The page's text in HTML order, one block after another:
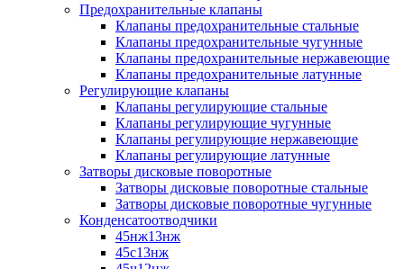
Предохранительные клапаны
Клапаны предохранительные стальные
Клапаны предохранительные чугунные
Клапаны предохранительные нержавеющие
Клапаны предохранительные латунные
Регулирующие клапаны
Клапаны регулирующие стальные
Клапаны регулирующие чугунные
Клапаны регулирующие нержавеющие
Клапаны регулирующие латунные
Затворы дисковые поворотные
Затворы дисковые поворотные стальные
Затворы дисковые поворотные чугунные
Конденсатоотводчики
45нж13нж
45с13нж